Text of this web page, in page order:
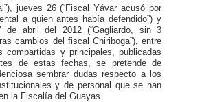
jueves 26 (“Fiscal Yávar acusó por
a quien antes había defendido”) y
de abril del 2012 (“Gagliardo, sin 3
cambios del fiscal Chiriboga”), entre
compartidas y principales, publicadas
de estas fechas, se pretende de
sembrar dudas respecto a los
y de personal que se han
la Fiscalía del Guayas.